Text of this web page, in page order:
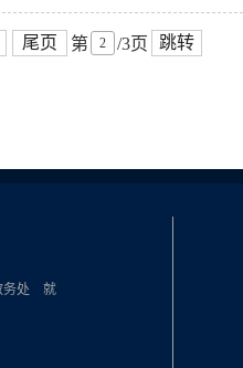
尾页 第 /3页 跳转
务处 就